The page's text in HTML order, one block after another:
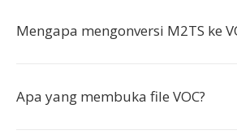
Mengapa mengonversi M2TS ke
Apa yang membuka file VOC?